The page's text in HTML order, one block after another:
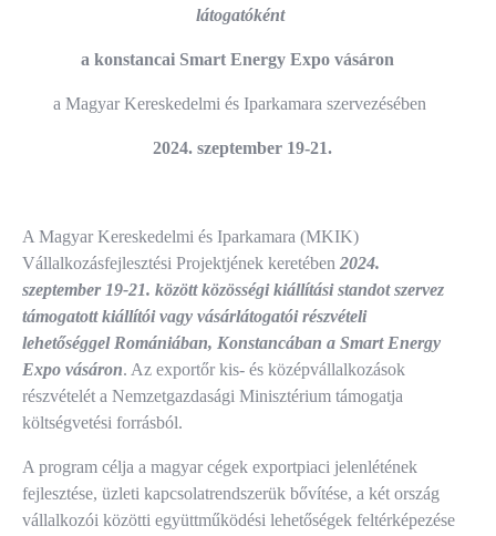
látogatóként
a konstancai Smart Energy Expo vásáron
a Magyar Kereskedelmi és Iparkamara szervezésében
2024. szeptember 19-21.
A Magyar Kereskedelmi és Iparkamara (MKIK)
Vállalkozásfejlesztési Projektjének keretében 2024.
szeptember 19-21. között közösségi kiállítási standot szervez
támogatott kiállítói vagy vásárlátogatói részvételi
lehetőséggel Romániában, Konstancában a Smart Energy
Expo vásáron. Az exportőr kis- és középvállalkozások
részvételét a Nemzetgazdasági Minisztérium támogatja
költségvetési forrásból.
A program célja a magyar cégek exportpiaci jelenlétének
fejlesztése, üzleti kapcsolatrendszerük bővítése, a két ország
vállalkozói közötti együttműködési lehetőségek feltérképezése